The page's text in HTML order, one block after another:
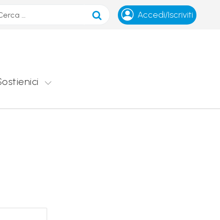
Accedi/Iscriviti